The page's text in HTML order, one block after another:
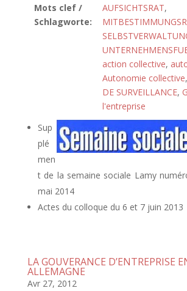
Mots clef /
Schlagworte:
AUFSICHTSRAT,
action collective,
Autonomie collective,
DE SURVEILLANCE,
l'entreprise
Sup
plé
men
t de la semaine sociale Lamy
mai 2014
Actes du colloque du 6 et 7 juin 2013
LA GOUVERANCE D’ENTREPRISE
ALLEMAGNE
Avr 27, 2012